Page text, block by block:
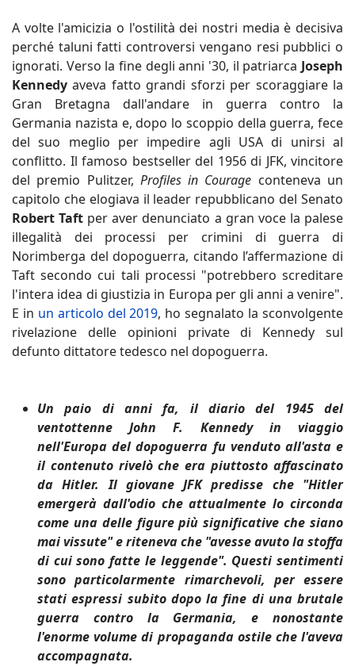
A volte l'amicizia o l'ostilità dei nostri media è decisiva
perché taluni fatti controversi vengano resi pubblici o
ignorati. Verso la fine degli anni '30, il patriarca Joseph
Kennedy aveva fatto grandi sforzi per scoraggiare la
Gran Bretagna dall'andare in guerra contro la
Germania nazista e, dopo lo scoppio della guerra, fece
del suo meglio per impedire agli USA di unirsi al
conflitto. Il famoso bestseller del 1956 di JFK, vincitore
del premio Pulitzer, Profiles in Courage conteneva un
capitolo che elogiava il leader repubblicano del Senato
Robert Taft per aver denunciato a gran voce la palese
illegalità dei processi per crimini di guerra di
Norimberga del dopoguerra, citando l’affermazione di
Taft secondo cui tali processi "potrebbero screditare
l'intera idea di giustizia in Europa per gli anni a venire".
E in un articolo del 2019, ho segnalato la sconvolgente
rivelazione delle opinioni private di Kennedy sul
defunto dittatore tedesco nel dopoguerra.
Un paio di anni fa, il diario del 1945 del
ventottenne John F. Kennedy in viaggio
nell'Europa del dopoguerra fu venduto all'asta e
il contenuto rivelò che era piuttosto affascinato
da Hitler. Il giovane JFK predisse che "Hitler
emergerà dall'odio che attualmente lo circonda
come una delle figure più significative che siano
mai vissute" e riteneva che "avesse avuto la stoffa
di cui sono fatte le leggende". Questi sentimenti
sono particolarmente rimarchevoli, per essere
stati espressi subito dopo la fine di una brutale
guerra contro la Germania, e nonostante
l'enorme volume di propaganda ostile che l'aveva
accompagnata.